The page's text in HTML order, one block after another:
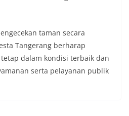
taman secara
Tangerang berharap
dalam kondisi terbaik dan
serta pelayanan publik